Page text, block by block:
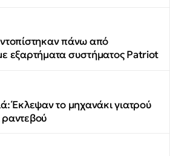
πάνω από
εξαρτήματα συστήματος Patriot
Έκλεψαν το μηχανάκι γιατρού